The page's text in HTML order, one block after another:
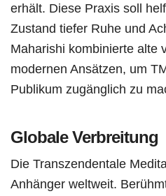
erhält. Diese Praxis soll
Zustand tiefer Ruhe und
Maharishi kombinierte alte
modernen Ansätzen, um
Publikum zugänglich zu
Globale Verbreitung
Die Transzendentale
Anhänger weltweit.